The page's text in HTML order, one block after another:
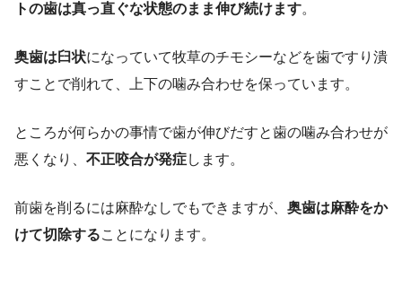
トの歯は真っ直ぐな状態のまま伸び続けます。
奥歯は臼状になっていて牧草のチモシーなどを歯ですり潰
すことで削れて、上下の噛み合わせを保っています。
ところが何らかの事情で歯が伸びだすと歯の噛み合わせが
悪くなり、 不正咬合が発症します。
前歯を削るには麻酔なしでもできますが、 奥歯は麻酔をか
けて切除することになります。